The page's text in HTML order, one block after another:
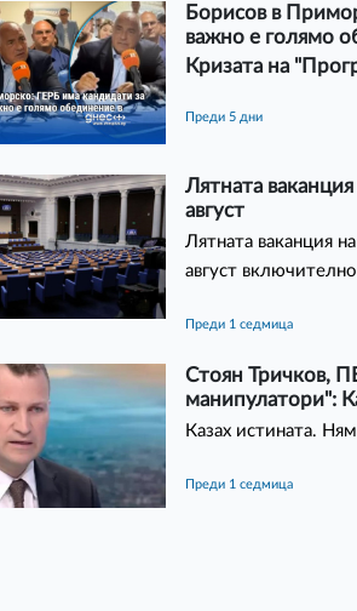
Борисов в
важно е голямо
Кризата на
преди 5 дни
Лятната
август
Лятната ваканция
август
преди 1 седмица
Стоян Тричков,
манипулатори":
Казах истината.
преди 1 седмица